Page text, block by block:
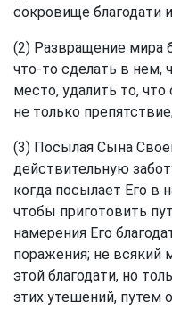
сокровище благодати
(2) Развращение мира
что-то сделать в нем,
место, удалить то,
не только
(3) Посылая Сына
действительную
когда посылает Его в
чтобы приготовить
намерения Его
поражения; не
этой благодати, но
этих утешений, путем